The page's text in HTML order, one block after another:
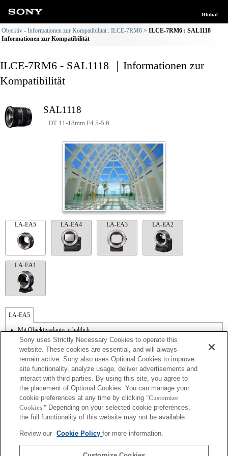
Global
Objektiv - Informationen zur Kompatibilität : ILCE-7RM6
ILCE-7RM6 : SAL1118
Informationen zur Kompatibilität
ILCE-7RM6 - SAL1118 ｜Informationen zur
Kompatibilität
SAL1118
DT 11-18mm F4.5-5.6
LA-EA5 LA-EA4 LA-EA3 LA-EA2
LA-EA1
LA-EA5
Mit Objektivadapter erhältlich.
Mit dem internen Mikrofon wird das Blendengeräusch mit aufgezeichnet.
Outside the A (Aperture priority), S (Shutter priority), and M (Manual) modes, the
shutter speed and the aperture can not be adjusted during the movie recording.
Die Funktion [Objektivkomp.] (Objektivkompensation) kann nicht verwendet
werden.
Der Bildwinkel wird auf das APS-C-Format begrenzt.
Wenn Sie das A-Mount-Objektiv mit dem Objektivadapter anbringen, wird die MF-
Unterstützung nicht automatisch aktiv, wenn Sie den Fokussierring drehen. Sie
können das Bild vergrößern, indem Sie die Funktion "Fokusvergrößerung" oder
"MF-Unterstützung" in den "Key-Benutzereinstlg." einer Taste zuweisen.
Touch-Auslöser funktioniert nicht.
dieser Funktion auf ein Motiv zu fokussieren, wenn Sie dunkle Szenen aufnehmen
oder das Motiv sich an den Ecken des Bildschirms befindet oder deutlich unscharf
Sony uses Strictly Necessary Cookies to operate this
website. These cookies are essential, and will always
remain active. Sony also uses Optional Cookies to improve
site functionality, analyze usage, deliver advertisements and
interact with third parties. By using this site, you agree to
the placement of Optional Cookies. You can manage your
cookie preferences at any time by clicking "Customize
Cookies." Depending on your selected cookie preferences,
the full functionality of this website may not be available.
Review our Cookie Policyfor more information.